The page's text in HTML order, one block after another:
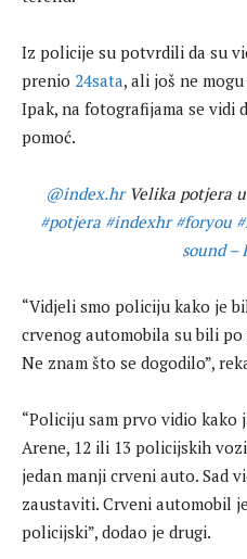
Iz policije su potvrdili da su
prenio 24sata, ali još ne
Ipak, na fotografijama se vidi
pomoć.
@index.hrVelika potjera
#potjera #indexhr #foryou
sound –
“Vidjeli smo policiju kako je
crvenog automobila su bili
Ne znam što se dogodilo”,
“Policiju sam prvo vidio kako
Arene, 12 ili 13 policijskih
jedan manji crveni auto. Sad
zaustaviti. Crveni automobil
policijski”, dodao je drugi.